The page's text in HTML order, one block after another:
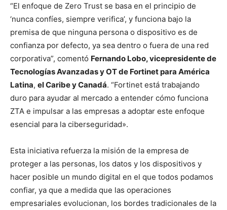
“El enfoque de Zero Trust se basa en el principio de
‘nunca confíes, siempre verifica’, y funciona bajo la
premisa de que ninguna persona o dispositivo es de
confianza por defecto, ya sea dentro o fuera de una red
corporativa”, comentó Fernando Lobo, vicepresidente de
Tecnologías Avanzadas y OT de Fortinet para América
Latina, el Caribe y Canadá. “Fortinet está trabajando
duro para ayudar al mercado a entender cómo funciona
ZTA e impulsar a las empresas a adoptar este enfoque
esencial para la ciberseguridad».
Esta iniciativa refuerza la misión de la empresa de
proteger a las personas, los datos y los dispositivos y
hacer posible un mundo digital en el que todos podamos
confiar, ya que a medida que las operaciones
empresariales evolucionan, los bordes tradicionales de la